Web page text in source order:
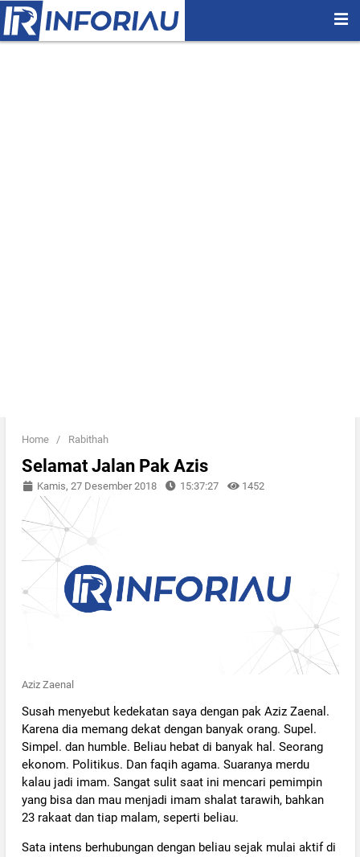
Home / Rabithah
Selamat Jalan Pak Azis
Kamis, 27 Desember 2018 15:37:27 1452
Aziz Zaenal
Susah menyebut kedekatan saya dengan pak Aziz Zaenal.
Karena dia memang dekat dengan banyak orang. Supel.
Simpel. dan humble. Beliau hebat di banyak hal. Seorang
ekonom. Politikus. Dan faqih agama. Suaranya merdu
kalau jadi imam. Sangat sulit saat ini mencari pemimpin
yang bisa dan mau menjadi imam shalat tarawih, bahkan
23 rakaat dan tiap malam, seperti beliau.
Sata intens berhubungan dengan beliau sejak mulai aktif di